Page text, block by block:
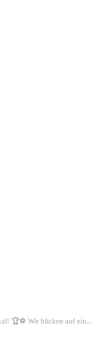
🏆⚽ Wir blicken auf ein...